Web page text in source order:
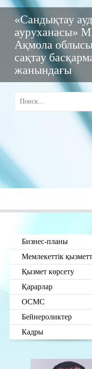
«Сандықтау
ауруханасы»
Ақмола
сақтау
жанындағы
Бизнес-планы
Мемлекеттік
Қызмет көрсету
Қарарлар
ОСМС
Бейнероликтер
Кадры